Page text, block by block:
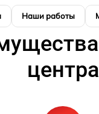
Наши работы
центра